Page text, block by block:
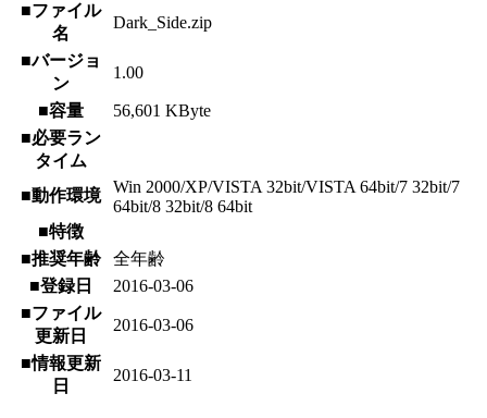
■ファイル
名
Dark_Side.zip
■バージョ
ン
1.00
■容量
56,601 KByte
■必要ラン
タイム
■動作環境
Win 2000/XP/VISTA 32bit/VISTA 64bit/7 32bit/7
64bit/8 32bit/8 64bit
■特徴
■推奨年齢
全年齢
■登録日
2016-03-06
■ファイル
更新日
2016-03-06
■情報更新
日
2016-03-11